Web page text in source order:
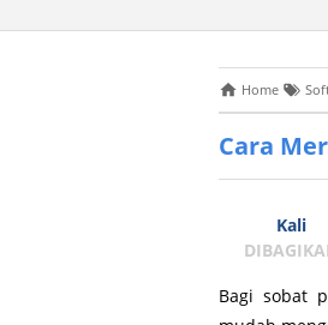
Home
Cara
Kali
Bagi sobat